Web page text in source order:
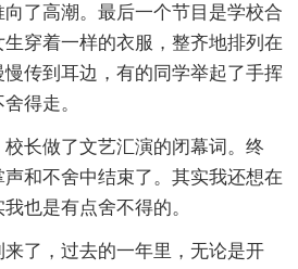
了高潮。最后一个节目是学校合
穿着一样的衣服，整齐地排列在
传到耳边，有的同学举起了手挥
得走。
长做了文艺汇演的闭幕词。终
和不舍中结束了。其实我还想在
也是有点舍不得的。
了，过去的一年里，无论是开